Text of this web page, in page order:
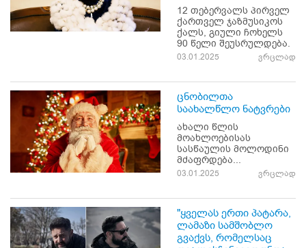
12 თებერვალს პირველ
ქართველ ჯაზმუსიკოს
ქალს, გიული ჩოხელს
90 წელი შეუსრულდება.
03.01.2025 ვრცლად
ცნობილთა
საახალწლო ნატვრები
ახალი წლის
მოახლოებისას
სასწაულის მოლოდინი
მძაფრდება...
03.01.2025 ვრცლად
"ყველას ერთი პატარა,
ლამაზი სამშობლო
გვაქვს, რომელსაც